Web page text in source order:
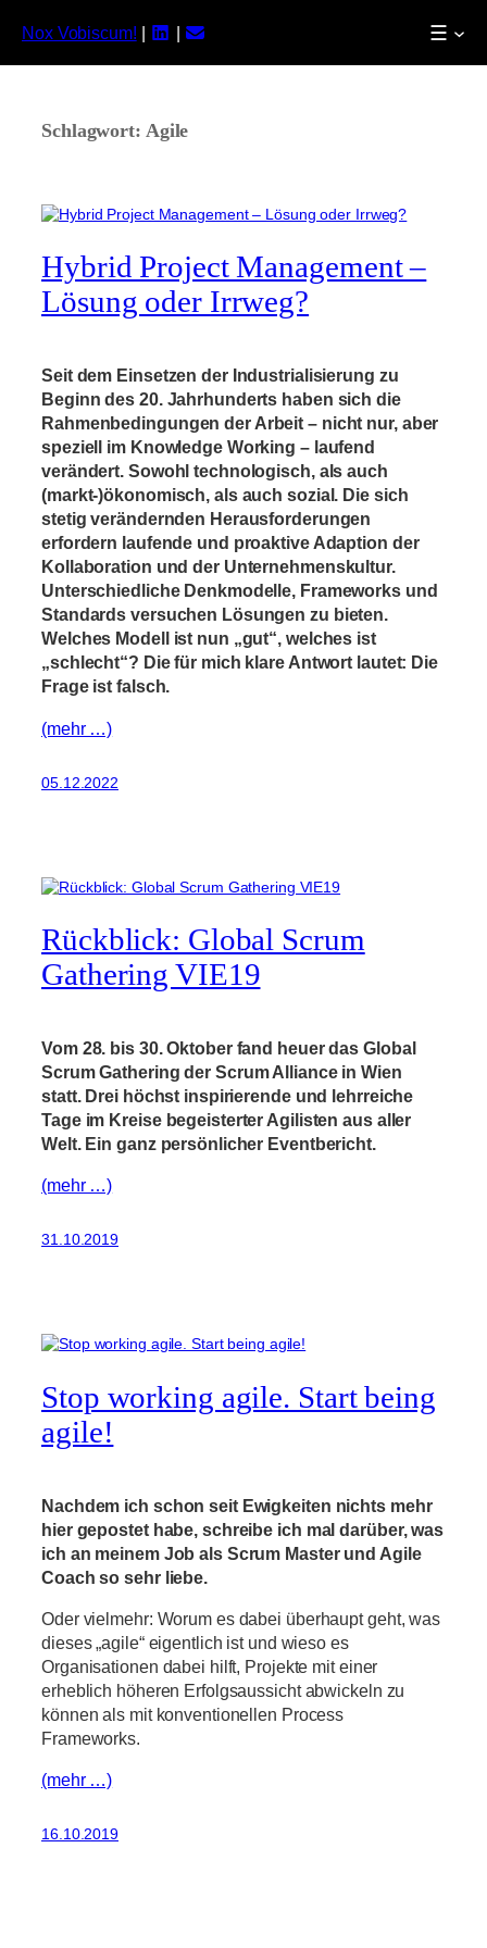
springen
Nox Vobiscum! | | ☰
Schlagwort: Agile
Hybrid Project Management –
Lösung oder Irrweg?
Seit dem Einsetzen der Industrialisierung zu
Beginn des 20. Jahrhunderts haben sich die
Rahmenbedingungen der Arbeit – nicht nur, aber
speziell im Knowledge Working – laufend
verändert. Sowohl technologisch, als auch
(markt-)ökonomisch, als auch sozial. Die sich
stetig verändernden Herausforderungen
erfordern laufende und proaktive Adaption der
Kollaboration und der Unternehmenskultur.
Unterschiedliche Denkmodelle, Frameworks und
Standards versuchen Lösungen zu bieten.
Welches Modell ist nun „gut“, welches ist
„schlecht“? Die für mich klare Antwort lautet: Die
Frage ist falsch.
(mehr …)
05.12.2022
Rückblick: Global Scrum
Gathering VIE19
Vom 28. bis 30. Oktober fand heuer das Global
Scrum Gathering der Scrum Alliance in Wien
statt. Drei höchst inspirierende und lehrreiche
Tage im Kreise begeisterter Agilisten aus aller
Welt. Ein ganz persönlicher Eventbericht.
(mehr …)
31.10.2019
Stop working agile. Start being
agile!
Nachdem ich schon seit Ewigkeiten nichts mehr
hier gepostet habe, schreibe ich mal darüber, was
ich an meinem Job als Scrum Master und Agile
Coach so sehr liebe.
Oder vielmehr: Worum es dabei überhaupt geht, was
dieses „agile“ eigentlich ist und wieso es
Organisationen dabei hilft, Projekte mit einer
erheblich höheren Erfolgsaussicht abwickeln zu
können als mit konventionellen Process
Frameworks.
(mehr …)
16.10.2019